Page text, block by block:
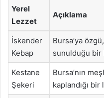
Yerel
Lezzet
Açıklama
İskender
Kebap
Bursa’ya
sunulduğu bir
Kestane
Şekeri
Bursa’nın
kaplandığı bir